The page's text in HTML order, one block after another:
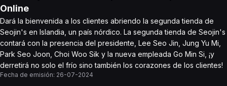
Online
Dará la bienvenida a los clientes abriendo la segunda tienda de
Seojin's en Islandia, un país nórdico. La segunda tienda de Seojin's
contará con la presencia del presidente, Lee Seo Jin, Jung Yu Mi,
Park Seo Joon, Choi Woo Sik y la nueva empleada Go Min Si, ¡y
derretirá no solo el frío sino también los corazones de los clientes!
Fecha de emisión: 26-07-2024